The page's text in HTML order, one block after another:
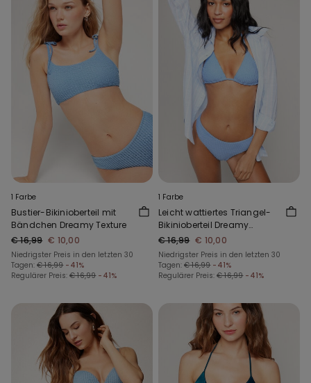
1 Farbe
Bustier-Bikinioberteil mit
Bändchen Dreamy Texture
€ 16,99 € 10,00
Niedrigster Preis in den letzten 30
Tagen: € 16,99 -41%
Regulärer Preis: € 16,99 -41%
1 Farbe
Leicht wattiertes Triangel-
Bikinioberteil Dreamy
Texture
€ 16,99 € 10,00
Niedrigster Preis in den letzten 30
Tagen: € 16,99 -41%
Regulärer Preis: € 16,99 -41%